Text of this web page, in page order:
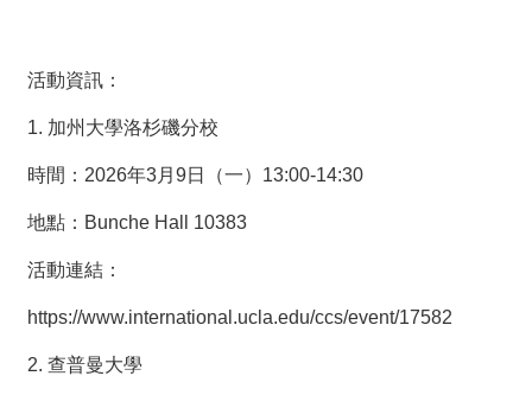
活動資訊：
1. 加州大學洛杉磯分校
時間：2026年3月9日（一）13:00-14:30
地點：Bunche Hall 10383
活動連結：
https://www.international.ucla.edu/ccs/event/17582
2. 查普曼大學